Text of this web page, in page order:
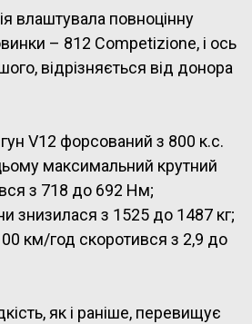
влаштувала повноцінну
– 812 Competizione, і ось
відрізняється від донора
V12 форсований з 800 к.с.
максимальний крутний
з 718 до 692 Нм;
знизилася з 1525 до 1487 кг;
км/год скоротився з 2,9 до
як і раніше, перевищує